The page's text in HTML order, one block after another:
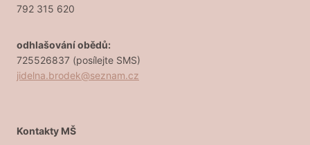
792 315 620
odhlašování obědů:
725526837 (posílejte SMS)
jidelna.brodek@seznam.cz
Kontakty MŠ